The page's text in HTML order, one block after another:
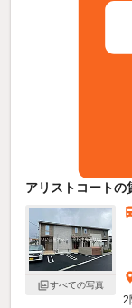
アリストコートの
すべての写真
2